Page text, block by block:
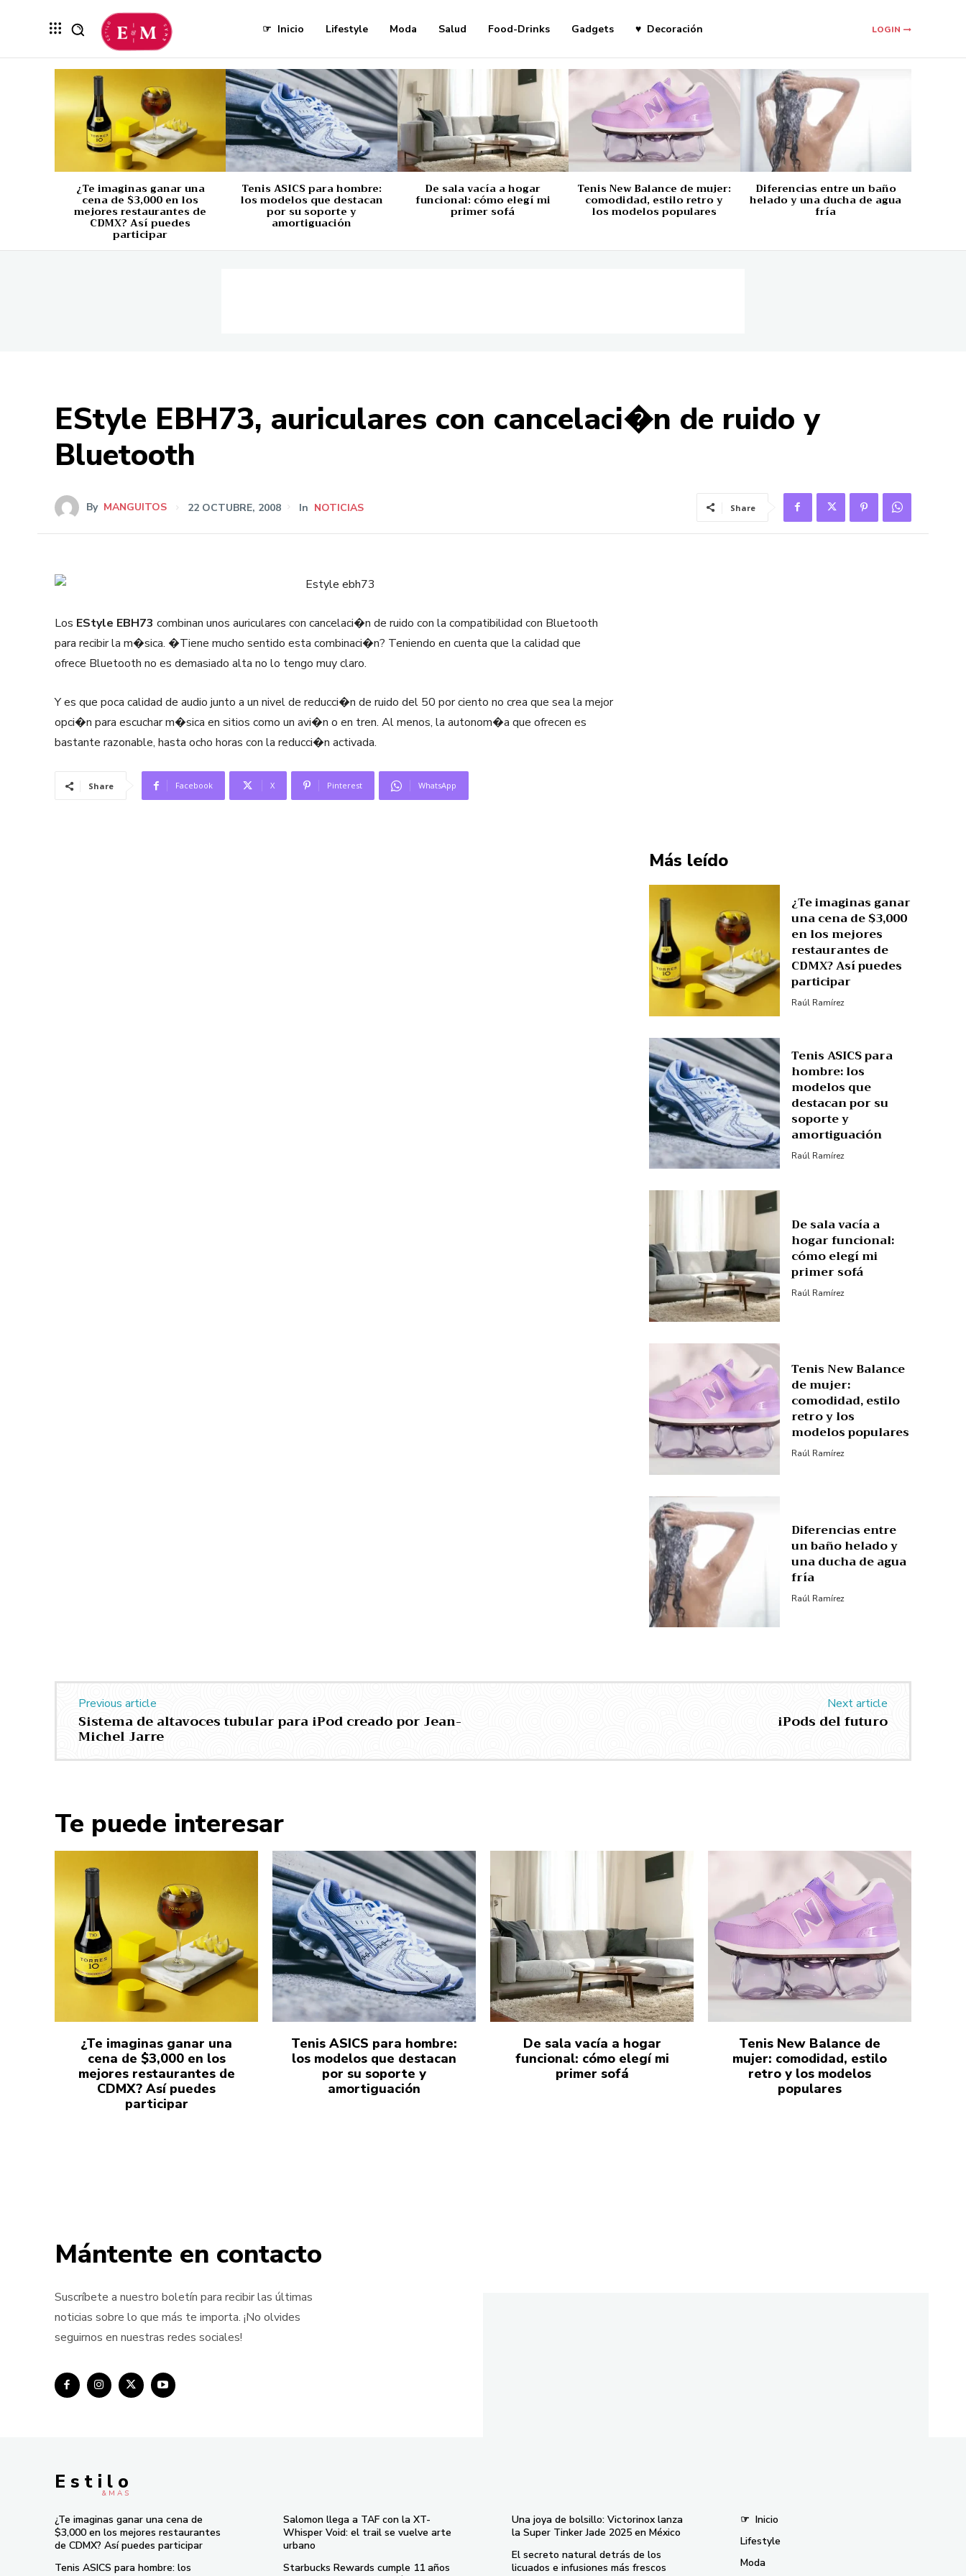
☞ Inicio Lifestyle Moda Salud Food-Drinks Gadgets ♥ Decoración LOGIN
¿Te imaginas ganar una
cena de $3,000 en los
mejores restaurantes de
CDMX? Así puedes
participar
Tenis ASICS para hombre:
los modelos que destacan
por su soporte y
amortiguación
De sala vacía a hogar
funcional: cómo elegí mi
primer sofá
Tenis New Balance de mujer:
comodidad, estilo retro y
los modelos populares
Diferencias entre un baño
helado y una ducha de agua
fría
EStyle EBH73, auriculares con cancelaci�n de ruido y
Bluetooth
By MANGUITOS 22 OCTUBRE, 2008 In NOTICIAS Share
Los EStyle EBH73 combinan unos auriculares con cancelaci�n de ruido con la compatibilidad con Bluetooth
para recibir la m�sica. �Tiene mucho sentido esta combinaci�n? Teniendo en cuenta que la calidad que
ofrece Bluetooth no es demasiado alta no lo tengo muy claro.
Y es que poca calidad de audio junto a un nivel de reducci�n de ruido del 50 por ciento no crea que sea la mejor
opci�n para escuchar m�sica en sitios como un avi�n o en tren. Al menos, la autonom�a que ofrecen es
bastante razonable, hasta ocho horas con la reducci�n activada.
Share Facebook X Pinterest WhatsApp
Más leído
¿Te imaginas ganar
una cena de $3,000
en los mejores
restaurantes de
CDMX? Así puedes
participar
Raúl Ramírez
Tenis ASICS para
hombre: los
modelos que
destacan por su
soporte y
amortiguación
Raúl Ramírez
De sala vacía a
hogar funcional:
cómo elegí mi
primer sofá
Raúl Ramírez
Tenis New Balance
de mujer:
comodidad, estilo
retro y los
modelos populares
Raúl Ramírez
Diferencias entre
un baño helado y
una ducha de agua
fría
Raúl Ramírez
Previous article
Sistema de altavoces tubular para iPod creado por Jean-
Michel Jarre
Next article
iPods del futuro
Te puede interesar
¿Te imaginas ganar una
cena de $3,000 en los
mejores restaurantes de
CDMX? Así puedes
participar
Tenis ASICS para hombre:
los modelos que destacan
por su soporte y
amortiguación
De sala vacía a hogar
funcional: cómo elegí mi
primer sofá
Tenis New Balance de
mujer: comodidad, estilo
retro y los modelos
populares
Mántente en contacto
Suscríbete a nuestro boletín para recibir las últimas
noticias sobre lo que más te importa. ¡No olvides
seguirnos en nuestras redes sociales!
E s t i l o
& M À S
¿Te imaginas ganar una cena de
$3,000 en los mejores restaurantes
de CDMX? Así puedes participar
Tenis ASICS para hombre: los
Salomon llega a TAF con la XT-
Whisper Void: el trail se vuelve arte
urbano
Starbucks Rewards cumple 11 años
Una joya de bolsillo: Victorinox lanza
la Super Tinker Jade 2025 en México
El secreto natural detrás de los
licuados e infusiones más frescos
☞ Inicio
Lifestyle
Moda